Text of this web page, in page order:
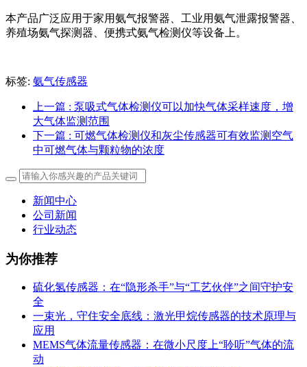
本产品广泛应用于家用氨气报警器、工业用氨气泄露报警器、
养殖场氨气探测器、便携式氨气检测仪等设备上。
标签: 氨气传感器
上一篇 : 泵吸式气体检测仪可以加快气体采样速度，增
大气体监测范围
下一篇 : 可燃气体检测仪和灰尘传感器可有效监测空气
中可燃气体与颗粒物的浓度
新闻中心
公司新闻
行业动态
为你推荐
硫化氢传感器：在“隐形杀手”与“工艺伙伴”之间守护安
全
一束光，守住安全底线：激光甲烷传感器的技术原理与
应用
MEMS气体流量传感器：在微小尺度上“聆听”气体的流
动